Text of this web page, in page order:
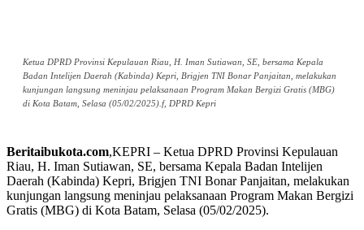
Ketua DPRD Provinsi Kepulauan Riau, H. Iman Sutiawan, SE, bersama Kepala
Badan Intelijen Daerah (Kabinda) Kepri, Brigjen TNI Bonar Panjaitan, melakukan
kunjungan langsung meninjau pelaksanaan Program Makan Bergizi Gratis (MBG)
di Kota Batam, Selasa (05/02/2025).f, DPRD Kepri
Beritaibukota.com,KEPRI – Ketua DPRD Provinsi Kepulauan
Riau, H. Iman Sutiawan, SE, bersama Kepala Badan Intelijen
Daerah (Kabinda) Kepri, Brigjen TNI Bonar Panjaitan, melakukan
kunjungan langsung meninjau pelaksanaan Program Makan Bergizi
Gratis (MBG) di Kota Batam, Selasa (05/02/2025).